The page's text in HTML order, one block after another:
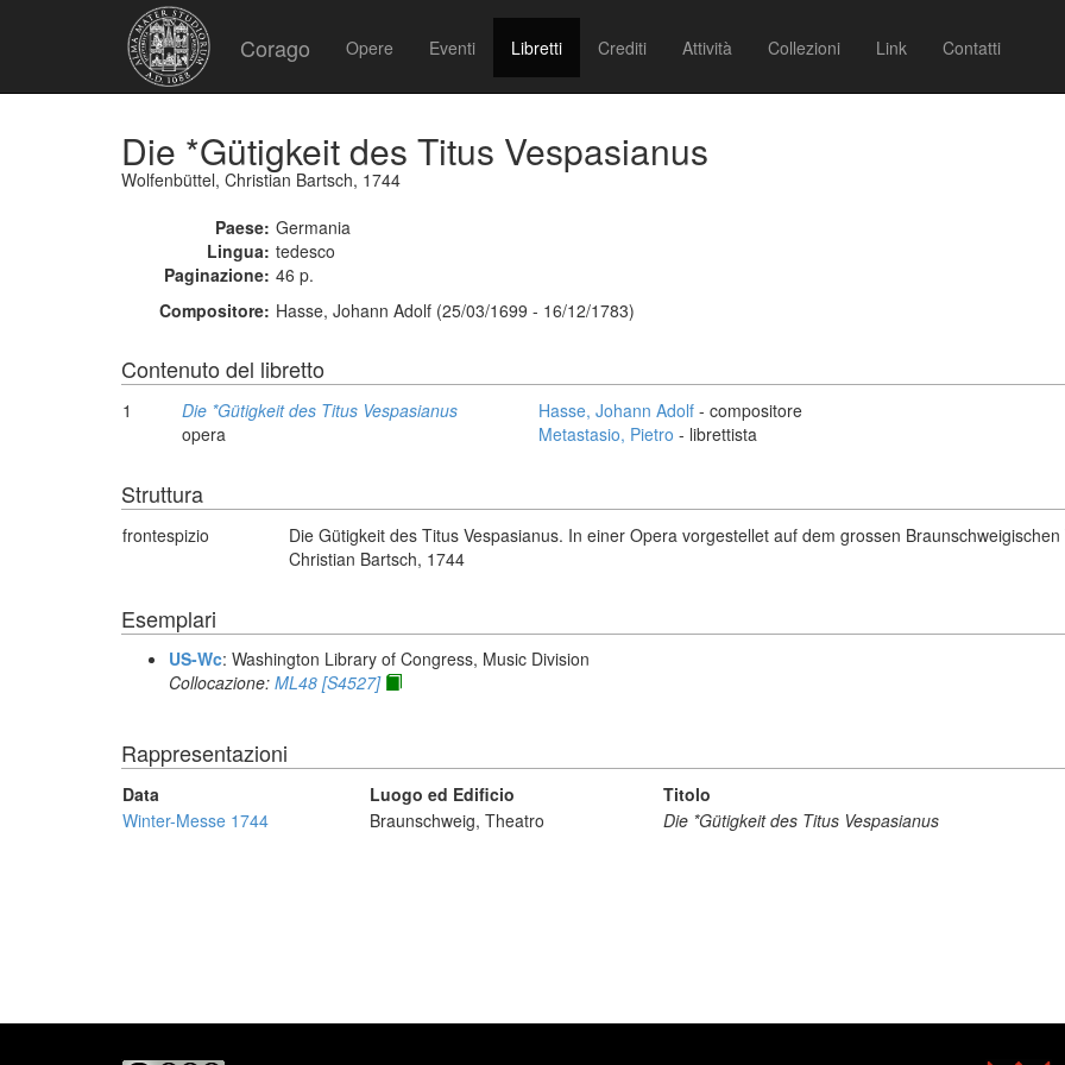
Corago Opere Eventi Libretti Crediti Attività Collezioni Link Contatti
Die *Gütigkeit des Titus Vespasianus
Wolfenbüttel, Christian Bartsch, 1744
Paese: Germania
Lingua: tedesco
Paginazione: 46 p.
Compositore: Hasse, Johann Adolf (25/03/1699 - 16/12/1783)
Contenuto del libretto
1
Die *Gütigkeit des Titus Vespasianus
opera
Hasse, Johann Adolf - compositore
Metastasio, Pietro - librettista
Struttura
frontespizio
Die Gütigkeit des Titus Vespasianus. In einer Opera vorgestellet auf dem grossen
Christian Bartsch, 1744
Esemplari
US-Wc: Washington Library of Congress, Music Division
Collocazione: ML48 [S4527]
Rappresentazioni
Data Luogo ed Edificio Titolo
Winter-Messe 1744
Braunschweig, Theatro Die *Gütigkeit des Titus Vespasianus